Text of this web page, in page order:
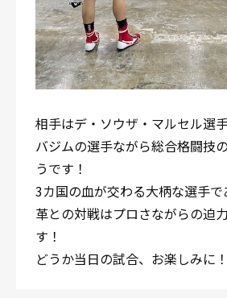
相手はデ・ソウザ・マルセル選
バジムの選手ながら総合格闘技
うです！
3カ国の血が交わる大柄な選手
革との対戦はプロさながらの迫
す！
どうか当日の試合、お楽しみに！